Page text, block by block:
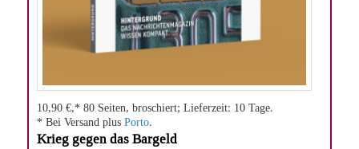
10,90 €,* 80 Seiten, broschiert; Lieferzeit: 10 Tage.
* Bei Versand plusPorto.
Krieg gegen das Bargeld